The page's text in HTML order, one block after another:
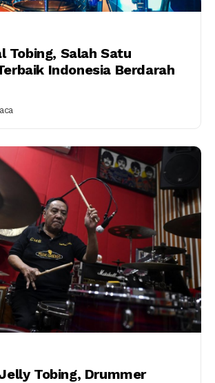
Tobing, Salah Satu
Indonesia Berdarah
Tobing, Drummer